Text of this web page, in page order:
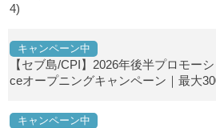
4)
キャンペーン中
【セブ島/CPI】2026年後半プロモー
ceオープニングキャンペーン｜最大
キャンペーン中